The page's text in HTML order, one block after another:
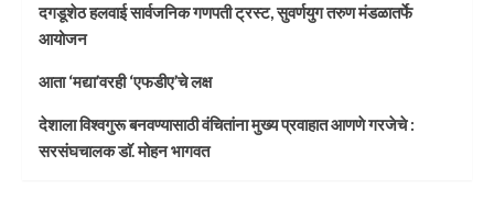
दगडूशेठ हलवाई सार्वजनिक गणपती ट्रस्ट, सुवर्णयुग तरुण मंडळातर्फे
आयोजन
आता ‘मद्या’वरही ‘एफडीए’चे लक्ष
देशाला विश्वगुरू बनवण्यासाठी वंचितांना मुख्य प्रवाहात आणणे गरजेचे :
सरसंघचालक डाॅ. मोहन भागवत